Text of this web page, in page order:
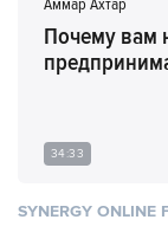
Аммар Ахтар
Почему вам
34:33
SYNERGY